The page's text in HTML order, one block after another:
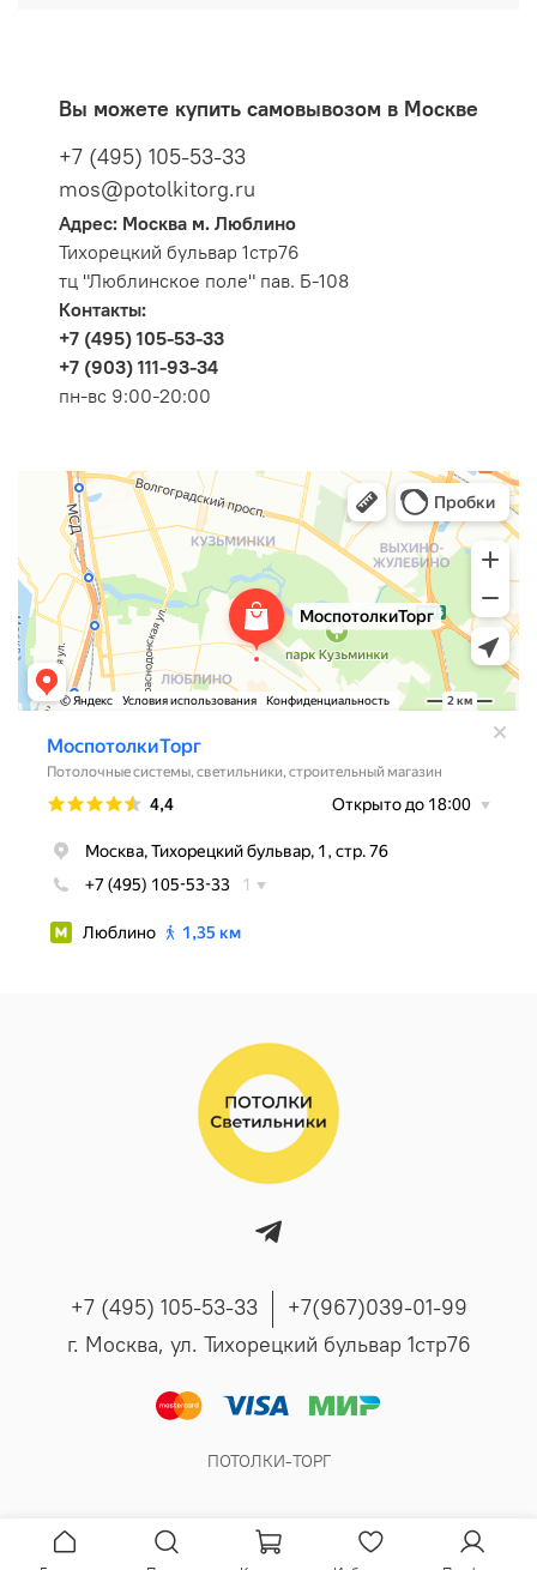
Вы можете купить самовывозом в Москве
+7 (495) 105-53-33
mos@potolkitorg.ru
Адрес: Москва м. Люблино
Тихорецкий бульвар 1стр76
тц "Люблинское поле" пав. Б-108
Контакты:
+7 (495) 105-53-33
+7 (903) 111-93-34
пн-вс 9:00-20:00
+7 (495) 105-53-33
+7(967)039-01-99
г. Москва, ул. Тихорецкий бульвар 1стр76
ПОТОЛКИ-ТОРГ